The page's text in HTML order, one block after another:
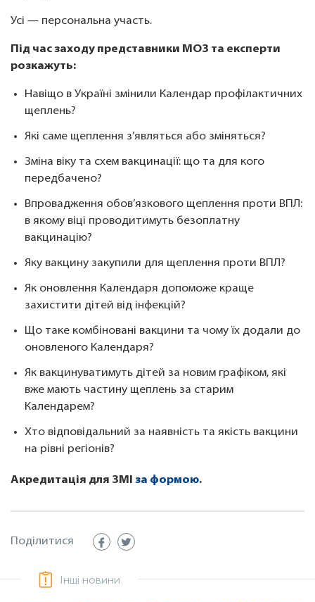
Усі — персональна участь.
Під час заходу представники МОЗ та експерти
розкажуть:
Навіщо в Україні змінили Календар профілактичних
щеплень?
Які саме щеплення з’являться або зміняться?
Зміна віку та схем вакцинації: що та для кого
передбачено?
Впровадження обов’язкового щеплення проти ВПЛ:
в якому віці проводитимуть безоплатну
вакцинацію?
Яку вакцину закупили для щеплення проти ВПЛ?
Як оновлення Календаря допоможе краще
захистити дітей від інфекцій?
Що таке комбіновані вакцини та чому їх додали до
оновленого Календаря?
Як вакцинуватимуть дітей за новим графіком, які
вже мають частину щеплень за старим
Календарем?
Хто відповідальний за наявність та якість вакцини
на рівні регіонів?
Акредитація для ЗМІ за формою.
Поділитися
Інші новини